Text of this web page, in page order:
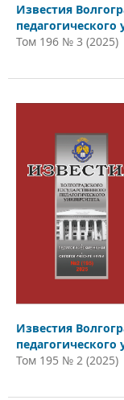
Известия
педагогического
Том 196 № 3 (2025)
Известия
педагогического
Том 195 № 2 (2025)